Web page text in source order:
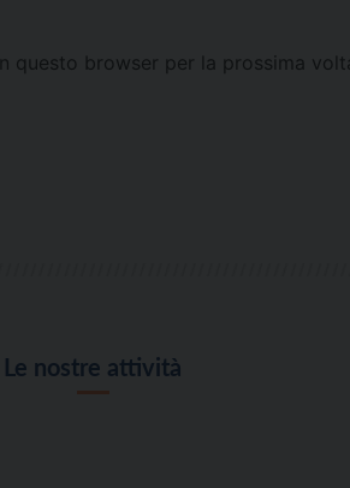
questo browser per la prossima
Le nostre attività